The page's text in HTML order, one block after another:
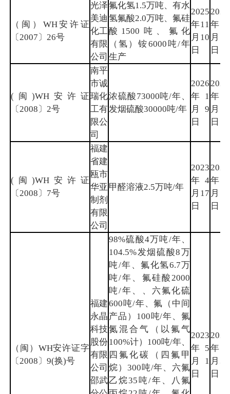
（闽）WH安许证
〔2007〕26号
光泽
美迪
化工
有限
公司
氟化氢1.5万吨、有水
氢氟酸2.0万吨、氟硅
酸1500吨、氟化
（氢）铵6000吨/年
生产
2025
年11
月10
日
2028
年11
月9
日
(闽)WH安许证
〔2008〕2号
南平
市诚
瑞化
工有
限公
司
浓硫酸73000吨/年、
发烟硫酸30000吨/年
2026
年1
月9
日
2029
年1
月8
日
(闽)WH安许证
〔2008〕7号
福建
省建
瓯市
华亚
制剂
有限
公司
甲醛溶液2.5万吨/年
2023
年4
月17
日
2026
年4
月16
日
（闽）WH安许证字
〔2008〕9(换)号
福建
永晶
科技
股份
有限
公司
邵武
98%硫酸4万吨/年、
104.5%发烟硫酸8万
吨/年、氟化氢6.7万
吨/年、氟硅酸2000
吨/年、、六氟化硫
600吨/年、氟（中间
产品）100吨/年、氟
氮混合气（以氟气
100%计）100吨/年、
四氟化碳（四氟甲
烷）300吨/年、六氟
乙烷35吨/年、八氟
2023
年5
月1
日
2026
年4
月30
日